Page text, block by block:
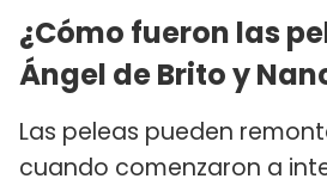
¿Cómo fueron las
Ángel de Brito y
Las peleas pueden
cuando comenzaron a